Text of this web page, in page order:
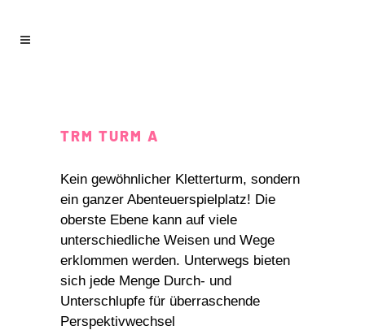
TRM TURM A
Kein gewöhnlicher Kletterturm, sondern
ein ganzer Abenteuerspielplatz! Die
oberste Ebene kann auf viele
unterschiedliche Weisen und Wege
erklommen werden. Unterwegs bieten
sich jede Menge Durch- und
Unterschlupfe für überraschende
Perspektivwechsel